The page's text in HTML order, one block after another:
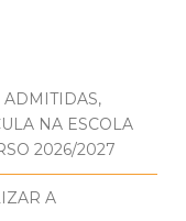
ADMITIDAS,
NA ESCOLA
2026/2027
A